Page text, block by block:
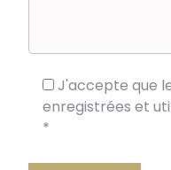
J'accepte que
enregistrées et
*